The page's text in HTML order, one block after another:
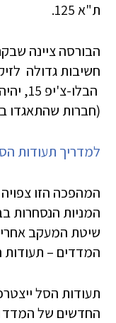
ת"א 125.
הבורסה ציינה
חשיבות גדולה
הבלו-
(חברות שהתאגדו
למדריך תעודות
המהפכה הזו
המניות הנסחרות
שיטת המעקב
המדדים – תעודות
תעודות הסל
החדשים של המדד